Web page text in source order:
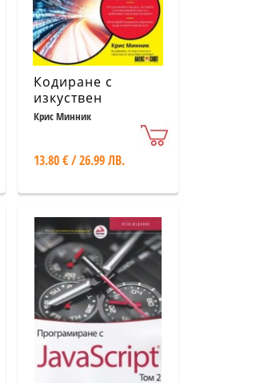
Кодиране с
изкуствен
интелект For
Крис Минник
13.80 € / 26.99 ЛВ.